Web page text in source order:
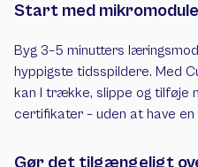
Start med
Byg 3–5 minutters
hyppigste tidsspildere. Med
kan I trække, slippe og tilføje
certifikater – uden at have en